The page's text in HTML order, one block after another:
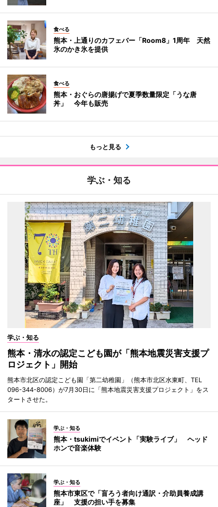
食べる
熊本・上通りのカフェバー「Room8」1周年 天然
氷のかき氷を提供
食べる
熊本・おぐらの唐揚げで夏季数量限定「うな唐
丼」 今年も販売
もっと見る
学ぶ・知る
学ぶ・知る
熊本・清水の認定こども園が「熊本地震災害支援プ
ロジェクト」開始
熊本市北区の認定こども園「第二幼稚園」（熊本市北区水東町、TEL
096-344-8006）が7月30日に「熊本地震災害支援プロジェクト」をス
タートさせた。
学ぶ・知る
熊本・tsukimiでイベント「実験ライブ」 ヘッド
ホンで音楽体験
学ぶ・知る
熊本市東区で「盲ろう者向け通訳・介助員養成講
座」 支援の担い手を募集